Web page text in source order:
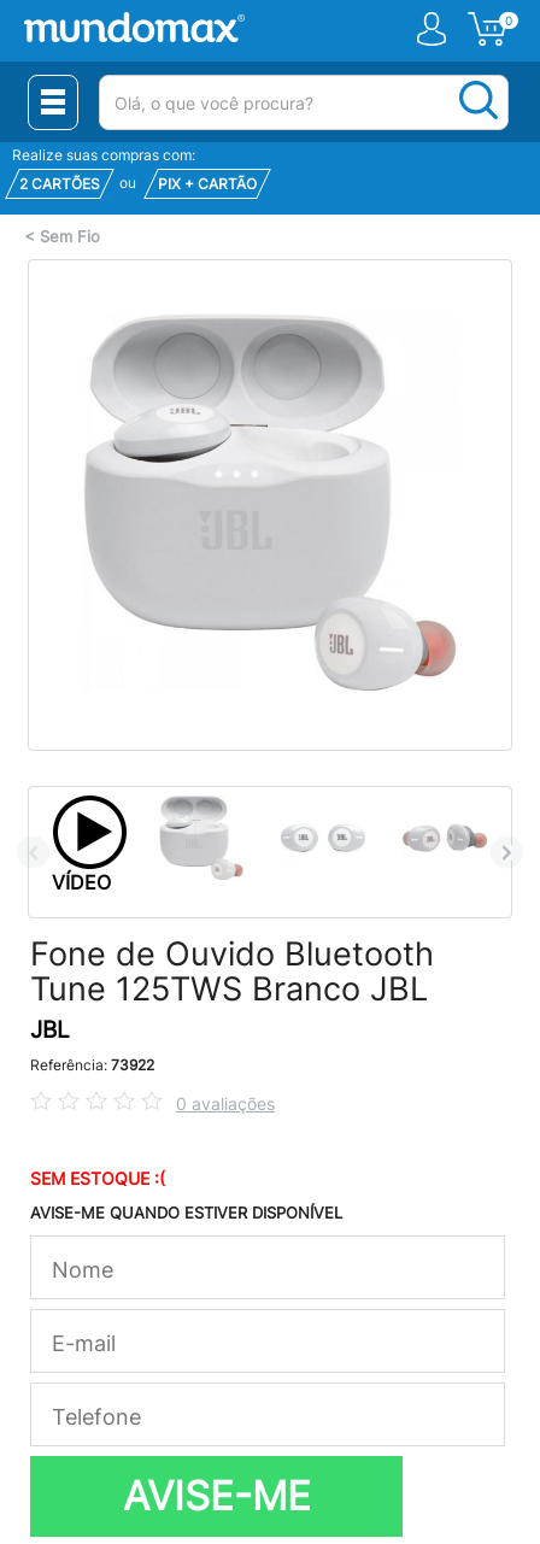
0
(pesquisar)
Realize suas compras com:
2 CARTÕES
ou PIX + CARTÃO
< Sem Fio
VÍDEO
Fone de Ouvido Bluetooth
Tune 125TWS Branco JBL
JBL
Referência: 73922
0 avaliações
SEM ESTOQUE :(
AVISE-ME QUANDO ESTIVER DISPONÍVEL
AVISE-ME